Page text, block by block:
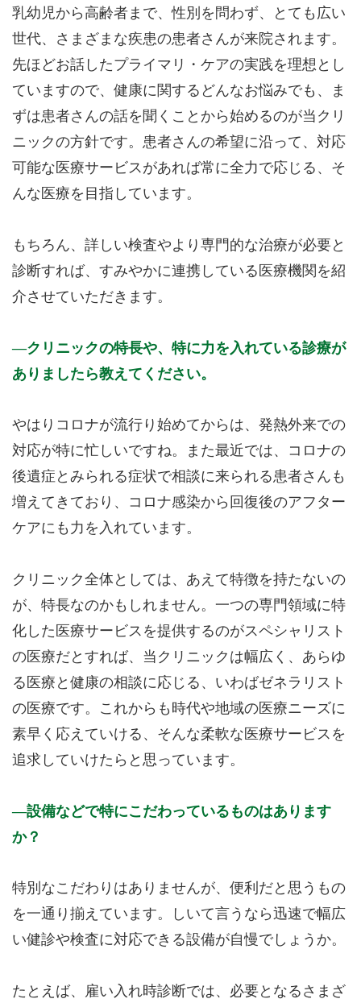
皆さまに安心して受診していただけるよう努めてまいります。
ご不明な点がございましたら、お気軽に受付までお声がけくだ
さい。
※診療時間や臨時休診・診療内容等について、事前に必ず医療
機関ホームページ、またはお電話にてご確認ください。
>>病院なびで医療機関の詳細を見る
公式HPはこちら
乳幼児から高齢者まで、性別を問わず、とても広い
世代、さまざまな疾患の患者さんが来院されます。
先ほどお話したプライマリ・ケアの実践を理想とし
ていますので、健康に関するどんなお悩みでも、ま
ずは患者さんの話を聞くことから始めるのが当クリ
ニックの方針です。患者さんの希望に沿って、対応
可能な医療サービスがあれば常に全力で応じる、そ
んな医療を目指しています。
もちろん、詳しい検査やより専門的な治療が必要と
診断すれば、すみやかに連携している医療機関を紹
介させていただきます。
クリニックの特長や、特に力を入れている診療が
ありましたら教えてください。
やはりコロナが流行り始めてからは、発熱外来での
対応が特に忙しいですね。また最近では、コロナの
後遺症とみられる症状で相談に来られる患者さんも
増えてきており、コロナ感染から回復後のアフター
ケアにも力を入れています。
クリニック全体としては、あえて特徴を持たないの
が、特長なのかもしれません。一つの専門領域に特
化した医療サービスを提供するのがスペシャリスト
の医療だとすれば、当クリニックは幅広く、あらゆ
る医療と健康の相談に応じる、いわばゼネラリスト
の医療です。これからも時代や地域の医療ニーズに
素早く応えていける、そんな柔軟な医療サービスを
追求していけたらと思っています。
設備などで特にこだわっているものはあります
か？
特別なこだわりはありませんが、便利だと思うもの
を一通り揃えています。しいて言うなら迅速で幅広
い健診や検査に対応できる設備が自慢でしょうか。
たとえば、雇い入れ時診断では、必要となるさまざ